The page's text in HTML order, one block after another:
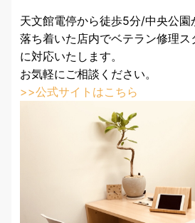
天文館電停から徒歩5分/中央公園
落ち着いた店内でベテラン修理
に対応いたします。
お気軽にご相談ください。
>>公式サイトはこちら